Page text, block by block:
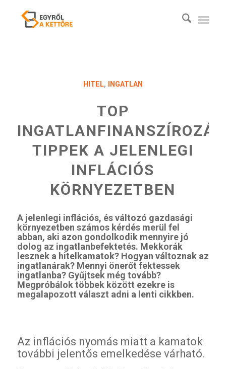
HITEL, INGATLAN
TOP
TIPPEK A JELENLEGI
INFLÁCIÓS
KÖRNYEZETBEN
A jelenlegi inflációs, és változó gazdasági
környezetben számos kérdés merül fel
abban, aki azon gondolkodik mennyire jó
dolog az ingatlanbefektetés. Mekkorák
lesznek a hitelkamatok? Hogyan változnak az
ingatlanárak? Mennyi önerőt fektessek
ingatlanba? Gyűjtsek még tovább?
Megpróbálok többek között ezekre is
megalapozott választ adni a lenti cikkben.
Az inflációs nyomás miatt a kamatok
további jelentős emelkedése várható.